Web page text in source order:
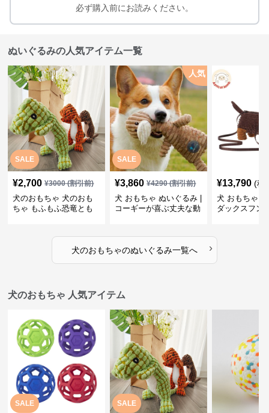
必ず購入前にお読みください。
ぬいぐるみの人気アイテム一覧
SALE
¥2,700 ¥3000(割引前)
犬のおもちゃ 犬のおも
ちゃ もふもふ恐竜とも
SALE
人気
¥3,860 ¥4290(割引前)
犬 おもちゃ ぬいぐるみ |
コーギーが喜ぶ丈夫な動
¥13,790 (税
犬 おもちゃ
ダックスフン
犬のおもちゃのぬいぐるみ一覧へ ›
犬のおもちゃ 人気アイテム
SALE SALE